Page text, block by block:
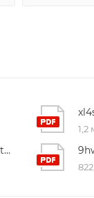
1,2
b37us0m5q4k539vq1uoagt3mhenbs3tp